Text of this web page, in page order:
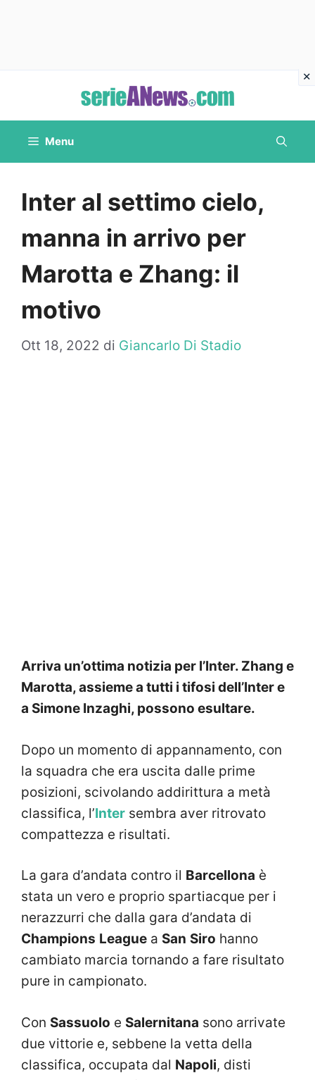
contenuto
Menu
Inter al settimo cielo,
manna in arrivo per
Marotta e Zhang: il
motivo
Ott 18, 2022 di Giancarlo Di Stadio
Arriva un’ottima notizia per l’Inter. Zhang e
Marotta, assieme a tutti i tifosi dell’Inter e
a Simone Inzaghi, possono esultare.
Dopo un momento di appannamento, con
la squadra che era uscita dalle prime
posizioni, scivolando addirittura a metà
classifica, l’Inter sembra aver ritrovato
compattezza e risultati.
La gara d’andata contro il Barcellona è
stata un vero e proprio spartiacque per i
nerazzurri che dalla gara d’andata di
Champions League a San Siro hanno
cambiato marcia tornando a fare risultato
pure in campionato.
Con Sassuolo e Salernitana sono arrivate
due vittorie e, sebbene la vetta della
classifica, occupata dal Napoli, disti